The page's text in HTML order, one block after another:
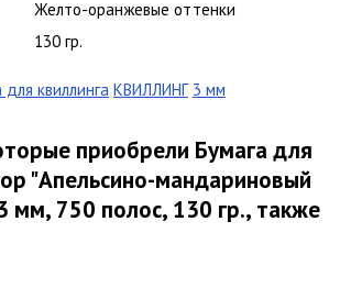
Желто-оранжевые оттенки
130 гр.
для квиллинга КВИЛЛИНГ 3 мм
приобрели Бумага для
"Апельсино-мандариновый
мм, 750 полос, 130 гр., также